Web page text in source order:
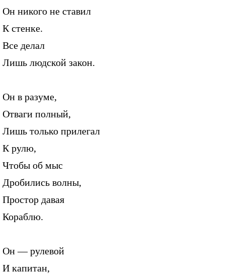
Он никого не ставил
К стенке.
Все делал
Лишь людской закон.
Он в разуме,
Отваги полный,
Лишь только прилегал
К рулю,
Чтобы об мыс
Дробились волны,
Простор давая
Кораблю.
Он — рулевой
И капитан,